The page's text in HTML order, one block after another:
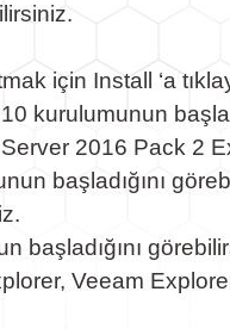
için Install ‘a
kurulumunun
2016 Pack 2
başladığını
başladığını
Veeam